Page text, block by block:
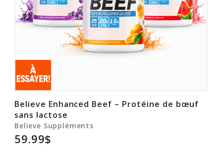
Believe Enhanced Beef – Protéine de bœuf
sans lactose
Believe Suppléments
59.99$